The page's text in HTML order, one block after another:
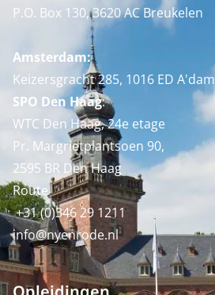
P.O. Box 130, 3620 AC Breukelen
Amsterdam:
Keizersgracht 285, 1016 ED A'dam
SPO Den Haag:
WTC Den Haag, 24e etage
Pr. Margrietplantsoen 90,
2595 BR Den Haag
Route
+31 (0)346 29 1211
info@nyenrode.nl